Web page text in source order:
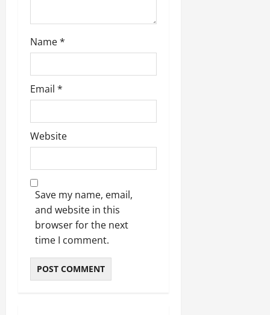
Name*
Email *
Website
Save my name, email,
and website in this
browser for the next
time I comment.